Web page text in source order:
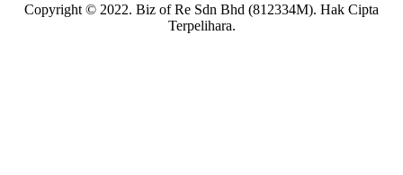
Copyright © 2022. Biz of Re Sdn Bhd (812334M). Hak Cipta
Terpelihara.